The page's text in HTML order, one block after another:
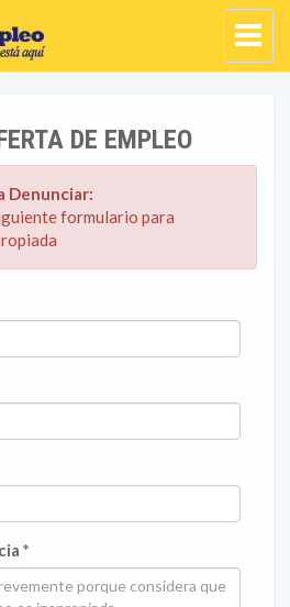
DE EMPLEO
Denunciar:
formulario para
*